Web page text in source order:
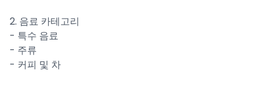
2. 음료 카테고리
- 특수 음료
- 주류
- 커피 및 차